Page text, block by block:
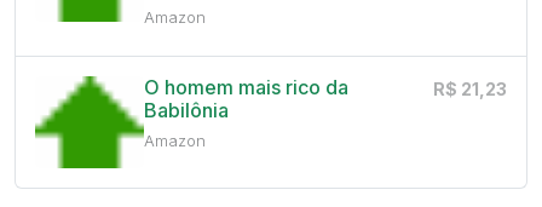
Amazon
O homem mais rico da
Babilônia
Amazon
R$ 21,23